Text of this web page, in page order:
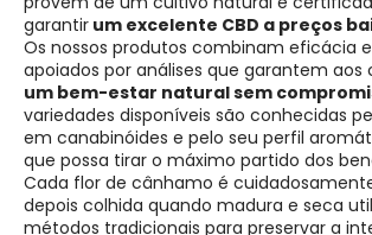
garantir um excelente CBD a preços
Os nossos produtos combinam eficácia
apoiados por análises que garantem aos
um bem-estar natural sem
variedades disponíveis são conhecidas
em canabinóides e pelo seu perfil
que possa tirar o máximo partido dos
Cada flor de cânhamo é
depois colhida quando madura e seca
métodos tradicionais para preservar a